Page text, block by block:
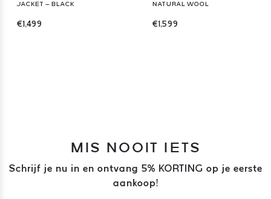
JACKET – BLACK
€1,499
NATURAL WOOL
€1,599
MIS NOOIT IETS
Schrijf je nu in en ontvang 5% KORTING op je eerste
aankoop!